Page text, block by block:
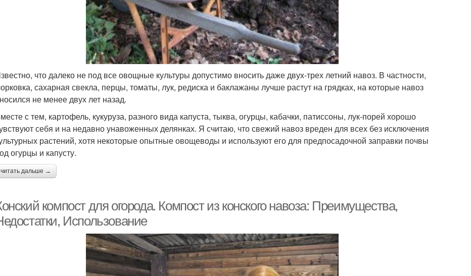
что далеко не под все овощные культуры допустимо вносить даже двух-трех летний навоз. В частности,
сахарная свекла, перцы, томаты, лук, редиска и баклажаны лучше растут на грядках, на которые навоз
не менее двух лет назад.
с тем, картофель, кукуруза, разного вида капуста, тыква, огурцы, кабачки, патиссоны, лук-порей хорошо
себя и на недавно унавоженных делянках. Я считаю, что свежий навоз вреден для всех без исключения
растений, хотя некоторые опытные овощеводы и используют его для предпосадочной заправки почвы
огурцы и капусту.
читать дальше →
компост для огорода. Компост из конского навоза: Преимущества,
Использование